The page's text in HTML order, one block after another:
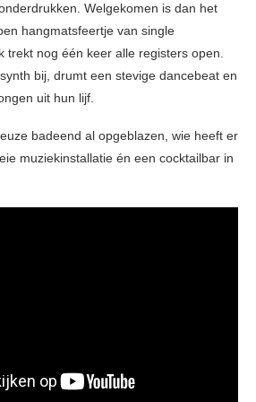
Welgekomen is dan het
hangmatsfeertje van single
trekt nog één keer alle registers open.
bij, drumt een stevige dancebeat en
uit hun lijf.
badeend al opgeblazen, wie heeft er
muziekinstallatie én een cocktailbar in